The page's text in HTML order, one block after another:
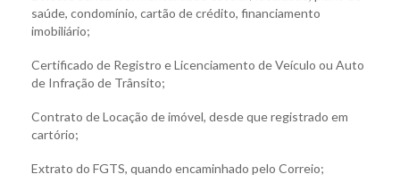
saúde, condomínio, cartão de crédito, financiamento
imobiliário;
Certificado de Registro e Licenciamento de Veículo ou Auto
de Infração de Trânsito;
Contrato de Locação de imóvel, desde que registrado em
cartório;
Extrato do FGTS, quando encaminhado pelo Correio;